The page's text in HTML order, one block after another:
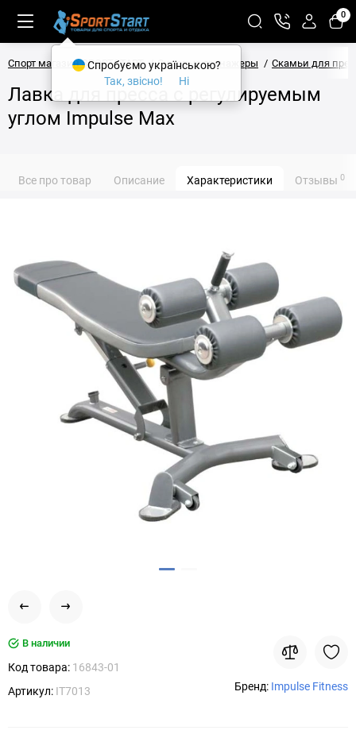
0
Спорт магазин SPORTSTART Силовые тренажеры Скамьи для
Лавка для пресса с регулируемым
углом Impulse Max
Все про товар Описание Характеристики Отзывы 0
В наличии
Код товара: 16843-01
Артикул: IT7013 Бренд: Impulse Fitness
Спробуємо українською?
Так, звісно!
Ні